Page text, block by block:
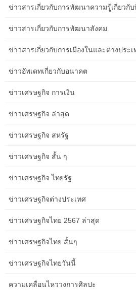
keep an eye on.
Basketball Brilliance:
the Pros
athletes. The legacy of basketball in the
Notable Siena College
consistently produced standout players.
who have honed their skills in the Metro
Conference (MAAC).
Many former Siena Saints have gone
demonstrating the high level of talent
ข่าวสารเกี่ยวกับการพัฒนาความรู้เกี่ยวกั
ข่าวสารเกี่ยวกับการพัฒนาสังคม
ข่าวสารเกี่ยวกับการเมืองในและต่างประเ
ข่าวอัพเดทเกี่ยวกับอนาคต
ข่าวเศรษฐกิจ การเงิน
ข่าวเศรษฐกิจ ล่าสุด
ข่าวเศรษฐกิจ สหรัฐ
ข่าวเศรษฐกิจ สั้น ๆ
ข่าวเศรษฐกิจ ไทยรัฐ
ข่าวเศรษฐกิจต่างประเทศ
ข่าวเศรษฐกิจไทย 2567 ล่าสุด
ข่าวเศรษฐกิจไทย สั้นๆ
ข่าวเศรษฐกิจไทยวันนี้
ความเคลื่อนไหววงการศิลปะ